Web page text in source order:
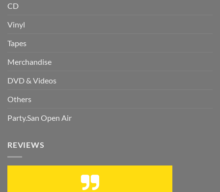
CD
Vinyl
Tapes
Merchandise
DVD & Videos
Others
Party.San Open Air
REVIEWS